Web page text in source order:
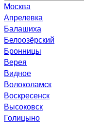
Москва
Апрелевка
Балашиха
Белоозёрский
Бронницы
Верея
Видное
Волоколамск
Воскресенск
Высоковск
Голицыно